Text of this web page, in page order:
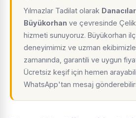
Yılmazlar Tadilat olarak
Büyükorhan ve çevresinde Çelik
hizmeti sunuyoruz. Büyükorhan
deneyimimiz ve uzman
zamanında, garantili ve uygun
Ücretsiz keşif için hemen
WhatsApp'tan mesaj